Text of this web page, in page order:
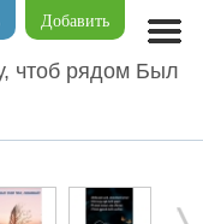
Добавить
чтоб рядом Был